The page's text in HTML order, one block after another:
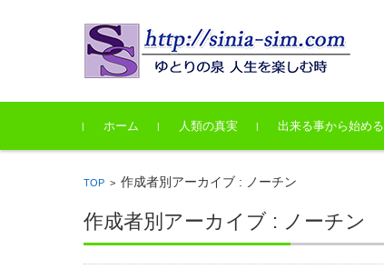
コンテンツに移動
ホーム 人類の真実 出来る事から始める
TOP > 作成者別アーカイブ : ノーチン
作成者別アーカイブ : ノーチン